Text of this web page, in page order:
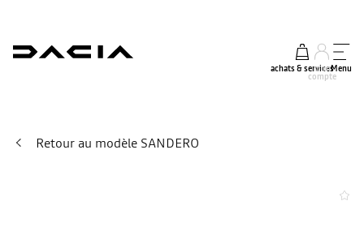
achats & services
mon
compte
Menu
Retour au modèle SANDERO